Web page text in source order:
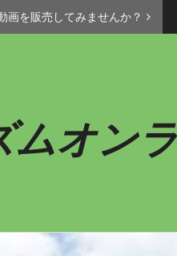
画を販売してみませんか？
ムオン